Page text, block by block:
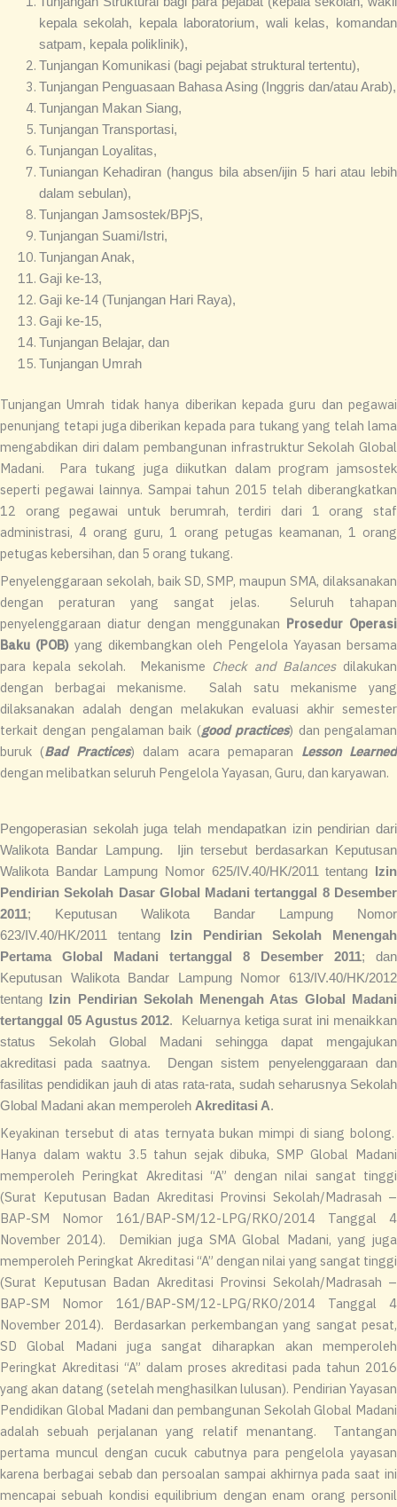
kepala sekolah, kepala laboratorium, wali kelas, komandan
satpam, kepala poliklinik),
Tunjangan Komunikasi (bagi pejabat struktural tertentu),
Tunjangan Penguasaan Bahasa Asing (Inggris dan/atau Arab),
Tunjangan Makan Siang,
Tunjangan Transportasi,
Tunjangan Loyalitas,
Tuniangan Kehadiran (hangus bila absen/ijin 5 hari atau lebih
dalam sebulan),
Tunjangan Jamsostek/BPjS,
Tunjangan Suami/Istri,
Tunjangan Anak,
Gaji ke-13,
Gaji ke-14 (Tunjangan Hari Raya),
Gaji ke-15,
Tunjangan Belajar, dan
Tunjangan Umrah
Tunjangan Umrah tidak hanya diberikan kepada guru dan pegawai
penunjang tetapi juga diberikan kepada para tukang yang telah lama
mengabdikan diri dalam pembangunan infrastruktur Sekolah Global
Madani. Para tukang juga diikutkan dalam program jamsostek
seperti pegawai lainnya. Sampai tahun 2015 telah diberangkatkan
12 orang pegawai untuk berumrah, terdiri dari 1 orang staf
administrasi, 4 orang guru, 1 orang petugas keamanan, 1 orang
petugas kebersihan, dan 5 orang tukang.
Penyelenggaraan sekolah, baik SD, SMP, maupun SMA, dilaksanakan
dengan peraturan yang sangat jelas. Seluruh tahapan
penyelenggaraan diatur dengan menggunakan Prosedur Operasi
Baku (POB)yang dikembangkan oleh Pengelola Yayasan bersama
para kepala sekolah. Mekanisme Check and Balancesdilakukan
dengan berbagai mekanisme. Salah satu mekanisme yang
dilaksanakan adalah dengan melakukan evaluasi akhir semester
terkait dengan pengalaman baik (good practices) dan pengalaman
buruk (Bad Practices) dalam acara pemaparan Lesson Learned
dengan melibatkan seluruh Pengelola Yayasan, Guru, dan karyawan.
Pengoperasian sekolah juga telah mendapatkan izin pendirian dari
Walikota Bandar Lampung. Ijin tersebut berdasarkan Keputusan
Walikota Bandar Lampung Nomor 625/IV.40/HK/2011 tentang
Izin
Pendirian Sekolah Dasar Global Madani tertanggal 8 Desember
2011; Keputusan Walikota Bandar Lampung Nomor
623/IV.40/HK/2011 tentang
Izin Pendirian Sekolah Menengah
Pertama Global Madani tertanggal 8 Desember 2011; dan
Keputusan Walikota Bandar Lampung Nomor 613/IV.40/HK/2012
tentang
Izin Pendirian Sekolah Menengah Atas Global Madani
tertanggal 05 Agustus 2012. Keluarnya ketiga surat ini menaikkan
status Sekolah Global Madani sehingga dapat mengajukan
akreditasi pada saatnya. Dengan sistem penyelenggaraan dan
fasilitas pendidikan jauh di atas rata-rata, sudah seharusnya Sekolah
Global Madani akan memperoleh Akreditasi A.
Keyakinan tersebut di atas ternyata bukan mimpi di siang bolong.
Hanya dalam waktu 3.5 tahun sejak dibuka, SMP Global Madani
memperoleh Peringkat Akreditasi “A” dengan nilai sangat tinggi
(Surat Keputusan Badan Akreditasi Provinsi Sekolah/Madrasah –
BAP-SM Nomor 161/BAP-SM/12-LPG/RKO/2014 Tanggal 4
November 2014). Demikian juga SMA Global Madani, yang juga
memperoleh Peringkat Akreditasi “A” dengan nilai yang sangat tinggi
(Surat Keputusan Badan Akreditasi Provinsi Sekolah/Madrasah –
BAP-SM Nomor 161/BAP-SM/12-LPG/RKO/2014 Tanggal 4
November 2014). Berdasarkan perkembangan yang sangat pesat,
SD Global Madani juga sangat diharapkan akan memperoleh
Peringkat Akreditasi “A” dalam proses akreditasi pada tahun 2016
yang akan datang (setelah menghasilkan lulusan). Pendirian Yayasan
Pendidikan Global Madani dan pembangunan Sekolah Global Madani
adalah sebuah perjalanan yang relatif menantang. Tantangan
pertama muncul dengan cucuk cabutnya para pengelola yayasan
karena berbagai sebab dan persoalan sampai akhirnya pada saat ini
mencapai sebuah kondisi equilibrium dengan enam orang personil